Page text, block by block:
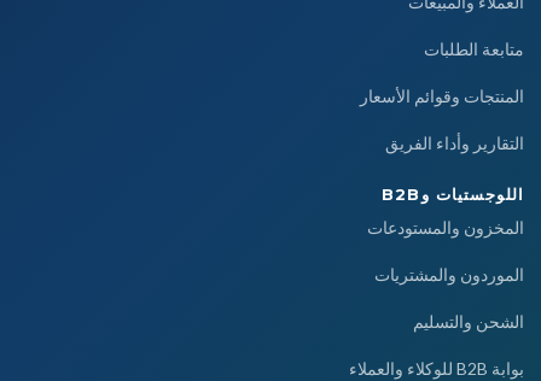
متابعة الطلبات
المنتجات وقوائم الأسعار
التقارير وأداء الفريق
اللوجستيات وB2B
المخزون والمستودعات
الموردون والمشتريات
الشحن والتسليم
بوابة B2B للوكلاء والعملاء